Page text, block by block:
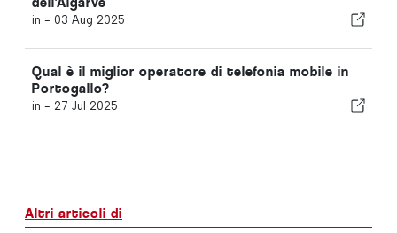
in - 03 Aug 2025
Qual è il miglior operatore di telefonia mobile in
Portogallo?
in - 27 Jul 2025
Altri articoli di